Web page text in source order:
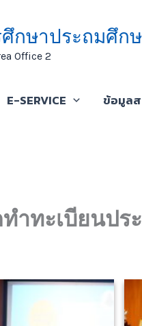
กษาประถมศึกษ
Office 2
E-SERVICE ข้อมูล
ทะเบียนปร